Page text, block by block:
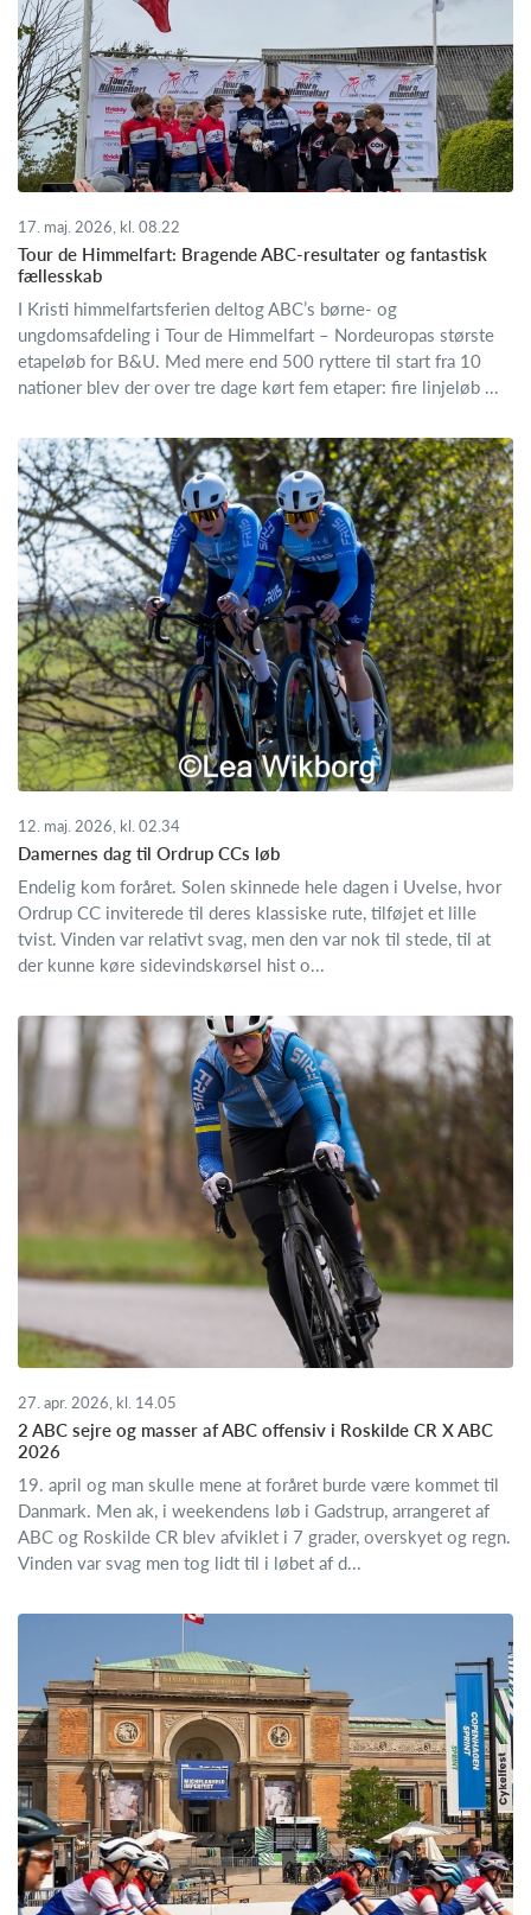
17. maj. 2026, kl. 08.22
Tour de Himmelfart: Bragende ABC-resultater og fantastisk
fællesskab
I Kristi himmelfartsferien deltog ABC’s børne- og
ungdomsafdeling i Tour de Himmelfart – Nordeuropas største
etapeløb for B&U. Med mere end 500 ryttere til start fra 10
nationer blev der over tre dage kørt fem etaper: fire linjeløb ...
12. maj. 2026, kl. 02.34
Damernes dag til Ordrup CCs løb
Endelig kom foråret. Solen skinnede hele dagen i Uvelse, hvor
Ordrup CC inviterede til deres klassiske rute, tilføjet et lille
tvist. Vinden var relativt svag, men den var nok til stede, til at
der kunne køre sidevindskørsel hist o...
27. apr. 2026, kl. 14.05
2 ABC sejre og masser af ABC offensiv i Roskilde CR X ABC
2026
19. april og man skulle mene at foråret burde være kommet til
Danmark. Men ak, i weekendens løb i Gadstrup, arrangeret af
ABC og Roskilde CR blev afviklet i 7 grader, overskyet og regn.
Vinden var svag men tog lidt til i løbet af d...